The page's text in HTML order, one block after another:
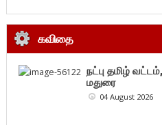
கவிதை
நட்பு தமிழ்
மதுரை
04 August 2026